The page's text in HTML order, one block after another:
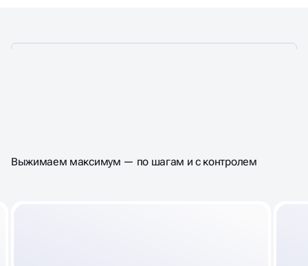
НАСТРОИМ РЕКЛАМУ
Выжимаем максимум — по шагам и с контролем